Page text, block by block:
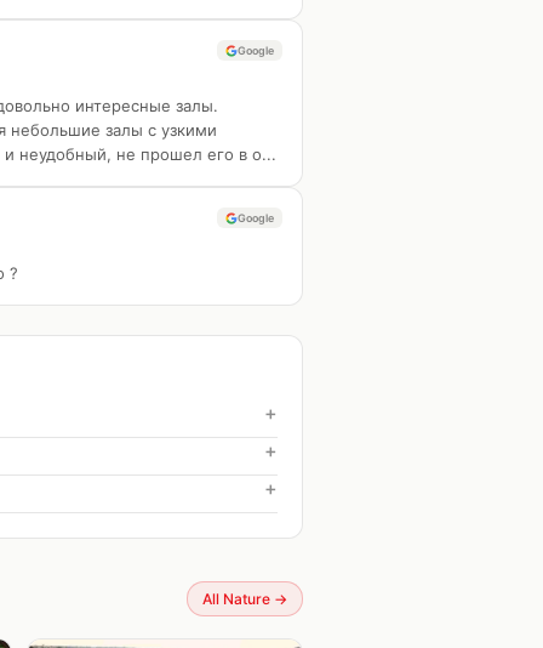
Google
интересные залы.
небольшие залы с узкими
и неудобный, не прошел его в о...
Google
?
+
+
+
All Nature →